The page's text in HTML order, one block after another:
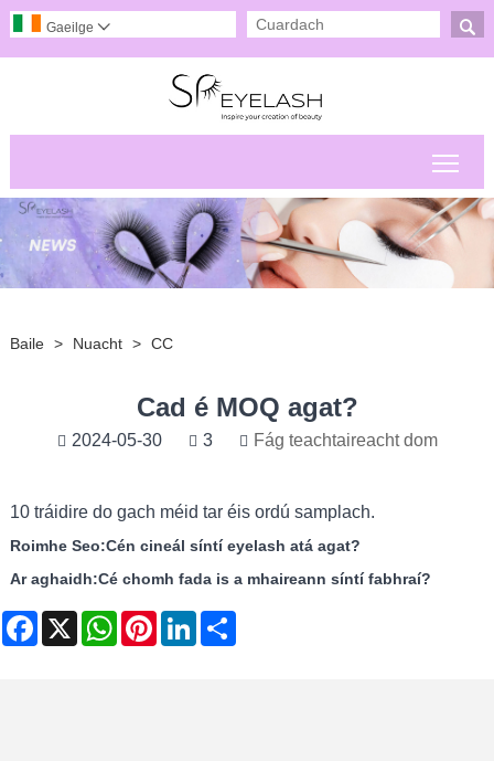

Gaeilge 
Baile > Nuacht > CC
Cad é MOQ agat?
2024-05-30 3 Fág teachtaireacht dom
10 tráidire do gach méid tar éis ordú samplach.
Roimhe Seo:Cén cineál síntí eyelash atá agat?
Ar aghaidh:Cé chomh fada is a mhaireann síntí fabhraí?
Facebook
X WhatsAppPinterestLinkedIn